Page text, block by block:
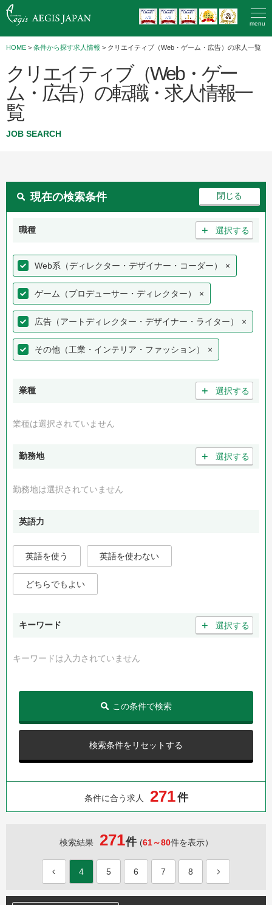
menu
HOME > 条件から探す求人情報 > クリエイティブ（Web・ゲーム・広告）の求人一覧
クリエイティブ（Web・ゲー
ム・広告）の転職・求人情報一
覧
JOB SEARCH
現在の検索条件
職種 ＋ 選択する
Web系（ディレクター・デザイナー・コーダー） ×
ゲーム（プロデューサー・ディレクター） ×
広告（アートディレクター・デザイナー・ライター） ×
その他（工業・インテリア・ファッション） ×
業種 ＋ 選択する
業種は選択されていません
勤務地 ＋ 選択する
勤務地は選択されていません
英語力
英語を使う 英語を使わない
どちらでもよい
キーワード ＋ 選択する
キーワードは入力されていません
検索条件をリセットする
この条件で検索
条件に合う求人 271件
検索結果 271件 (61～80件を表示）
4 5 6 7 8